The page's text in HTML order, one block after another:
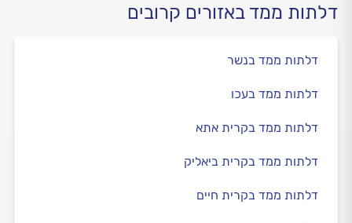
דלתות ממד באזורים קרובים
דלתות ממד בנשר
דלתות ממד בעכו
דלתות ממד בקרית אתא
דלתות ממד בקרית ביאליק
דלתות ממד בקרית חיים